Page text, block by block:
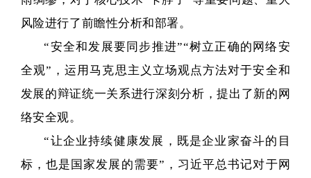
风险进行了前瞻性分析和部署。
“安全和发展要同步推进”“树立正确的网络安
全观”，运用马克思主义立场观点方法对于安全和
发展的辩证统一关系进行深刻分析，提出了新的网
络安全观。
“让企业持续健康发展，既是企业家奋斗的目
标，也是国家发展的需要”，习近平总书记对于网